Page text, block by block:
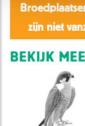
zijn niet
BEKIJK